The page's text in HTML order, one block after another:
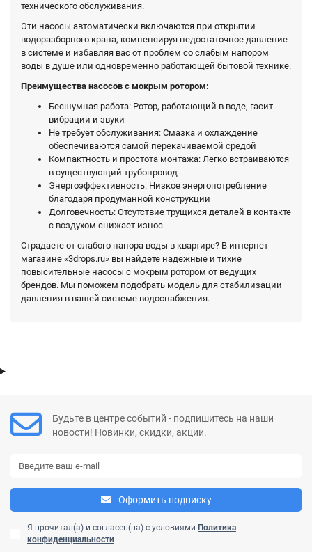
технического обслуживания.
Эти насосы автоматически включаются при открытии
водоразборного крана, компенсируя недостаточное давление
в системе и избавляя вас от проблем со слабым напором
воды в душе или одновременно работающей бытовой технике.
Преимущества насосов с мокрым ротором:
Бесшумная работа: Ротор, работающий в воде, гасит
вибрации и звуки
Не требует обслуживания: Смазка и охлаждение
обеспечиваются самой перекачиваемой средой
Компактность и простота монтажа: Легко встраиваются
в существующий трубопровод
Энергоэффективность: Низкое энергопотребление
благодаря продуманной конструкции
Долговечность: Отсутствие трущихся деталей в контакте
с воздухом снижает износ
Страдаете от слабого напора воды в квартире? В интернет-
магазине «3drops.ru» вы найдете надежные и тихие
повысительные насосы с мокрым ротором от ведущих
брендов. Мы поможем подобрать модель для стабилизации
давления в вашей системе водоснабжения.
Будьте в центре событий - подпишитесь на наши
новости! Новинки, скидки, акции.
Оформить подписку
Я прочитал(а) и согласен(на) с условиями Политика
конфиденциальности